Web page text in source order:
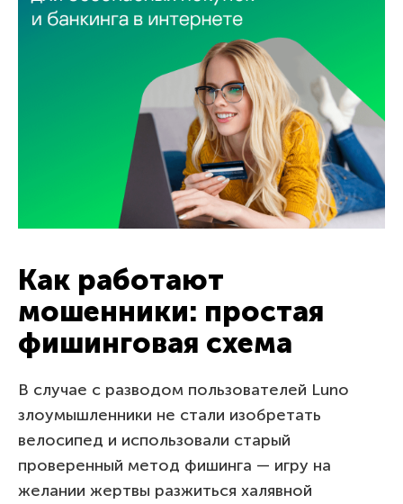
Как работают
мошенники: простая
фишинговая схема
В случае с разводом пользователей Luno
злоумышленники не стали изобретать
велосипед и использовали старый
проверенный метод фишинга — игру на
желании жертвы разжиться халявной